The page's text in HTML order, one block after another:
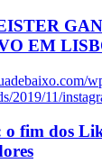
EM
2019/11/
fim dos